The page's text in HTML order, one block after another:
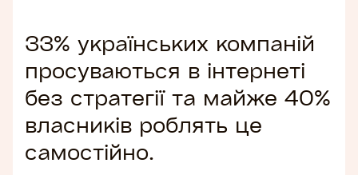
33% українських компаній
просуваються в інтернеті
без стратегії та майже 40%
власників роблять це
самостійно.